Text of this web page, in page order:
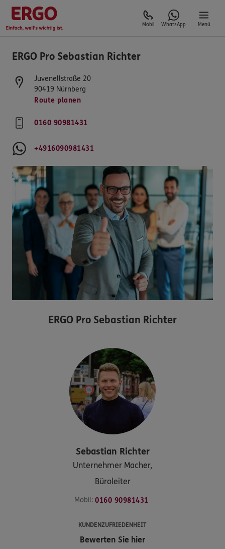
Mobil WhatsApp Menü
ERGO Pro Sebastian Richter
Juvenellstraße 20
90419 Nürnberg
Route planen
0160 90981431
+4916090981431
ERGO Pro Sebastian Richter
Sebastian Richter
Unternehmer Macher,
Büroleiter
Mobil: 0160 90981431
KUNDENZUFRIEDENHEIT
Bewerten Sie hier